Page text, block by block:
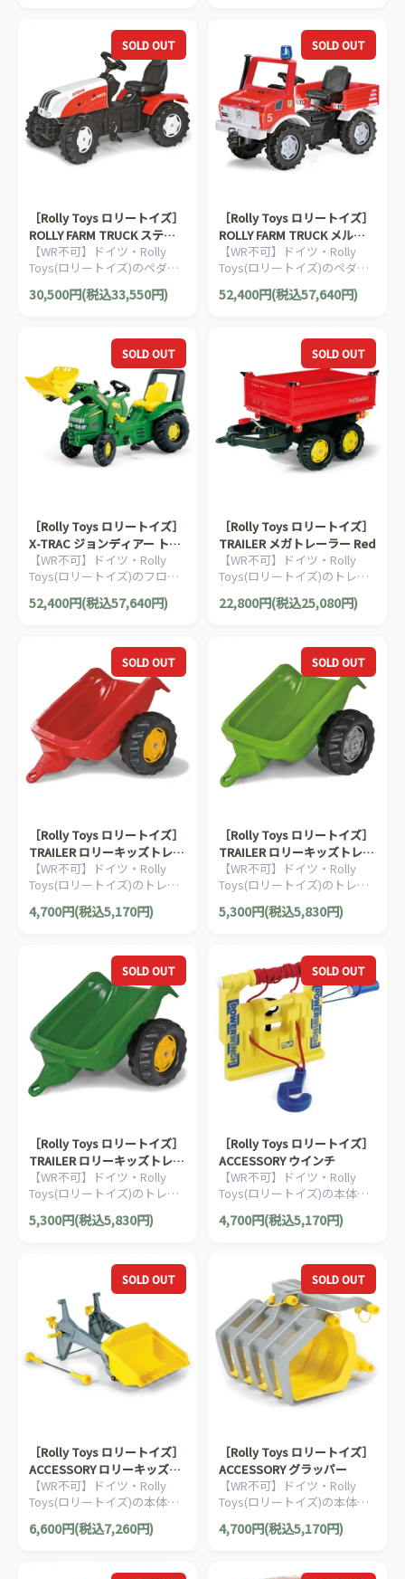
SOLD OUT
［Rolly Toys ロリートイズ］
ROLLY FARM TRUCK ステア
トラック 170
【WR不可】ドイツ・Rolly
Toys(ロリートイズ)のペダル
式の働く車の乗用玩具です。
3歳からお楽しみいただけま
30,500円(税込33,550円)
SOLD OUT
［Rolly Toys ロリートイズ］
ROLLY FARM TRUCK メルセ
デスウニモグ
【WR不可】ドイツ・Rolly
Toys(ロリートイズ)のペダル
式の消防車の乗用玩具です。
3歳からお楽しみいただけま
52,400円(税込57,640円)
SOLD OUT
［Rolly Toys ロリートイズ］
X-TRAC ジョンディアー トラ
ックローダー John Deere
【WR不可】ドイツ・Rolly
Toys(ロリートイズ)のフロン
トローダー付きの働く車のペ
ダル式乗用玩具です。3歳か
52,400円(税込57,640円)
SOLD OUT
［Rolly Toys ロリートイズ］
TRAILER メガトレーラー Red
【WR不可】ドイツ・Rolly
Toys(ロリートイズ)のトレー
ラーシリーズ。 うしろにつな
げて、本体に牽引させること
22,800円(税込25,080円)
SOLD OUT
［Rolly Toys ロリートイズ］
TRAILER ロリーキッズトレー
ラー Red
【WR不可】ドイツ・Rolly
Toys(ロリートイズ)のトレー
ラーシリーズ。 うしろにつな
げて、本体に牽引させること
4,700円(税込5,170円)
SOLD OUT
［Rolly Toys ロリートイズ］
TRAILER ロリーキッズトレー
ラー L/Green
【WR不可】ドイツ・Rolly
Toys(ロリートイズ)のトレー
ラーシリーズ。 うしろにつな
げて、本体に牽引させること
5,300円(税込5,830円)
SOLD OUT
［Rolly Toys ロリートイズ］
TRAILER ロリーキッズトレー
ラー Green
【WR不可】ドイツ・Rolly
Toys(ロリートイズ)のトレー
ラーシリーズ。 うしろにつな
げて、本体に牽引させること
5,300円(税込5,830円)
SOLD OUT
［Rolly Toys ロリートイズ］
ACCESSORY ウインチ
【WR不可】ドイツ・Rolly
Toys(ロリートイズ)の本体に
取付け可能なアクセサリーで
す。長いロープを駆使して重
4,700円(税込5,170円)
SOLD OUT
［Rolly Toys ロリートイズ］
ACCESSORY ロリーキッズロ
ーダー
【WR不可】ドイツ・Rolly
Toys(ロリートイズ)の本体に
取付け可能なアクセサリーで
す。ロリーキッズシリーズに
6,600円(税込7,260円)
SOLD OUT
［Rolly Toys ロリートイズ］
ACCESSORY グラッパー
【WR不可】ドイツ・Rolly
Toys(ロリートイズ)の本体に
取付け可能なアクセサリーで
す。大型タイプに取り付け可
4,700円(税込5,170円)